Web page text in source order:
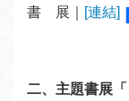
入
館
書 展｜ [連結]
二、 主題書展